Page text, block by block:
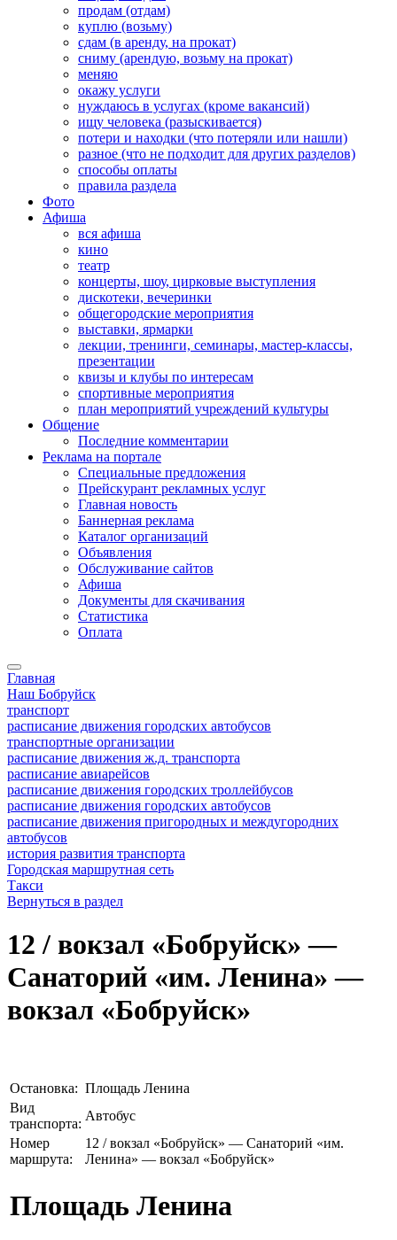
продам (отдам)
куплю (возьму)
сдам (в аренду, на прокат)
сниму (арендую, возьму на прокат)
меняю
окажу услуги
нуждаюсь в услугах (кроме вакансий)
ищу человека (разыскивается)
потери и находки (что потеряли или нашли)
разное (что не подходит для других разделов)
способы оплаты
правила раздела
Фото
Афиша
вся афиша
кино
театр
концерты, шоу, цирковые выступления
дискотеки, вечеринки
общегородские мероприятия
выставки, ярмарки
лекции, тренинги, семинары, мастер-классы,
презентации
квизы и клубы по интересам
спортивные мероприятия
план мероприятий учреждений культуры
Общение
Последние комментарии
Реклама на портале
Специальные предложения
Прейскурант рекламных услуг
Главная новость
Баннерная реклама
Каталог организаций
Объявления
Обслуживание сайтов
Афиша
Документы для скачивания
Статистика
Оплата
Главная
Наш Бобруйск
транспорт
расписание движения городских автобусов
транспортные организации
расписание движения ж.д. транспорта
расписание авиарейсов
расписание движения городских троллейбусов
расписание движения городских автобусов
расписание движения пригородных и междугородних
автобусов
история развития транспорта
Городская маршрутная сеть
Такси
Вернуться в раздел
12 / вокзал «Бобруйск» —
Санаторий «им. Ленина» —
вокзал «Бобруйск»
Остановка: Площадь Ленина
Вид
транспорта:
Автобус
Номер
маршрута:
12 / вокзал «Бобруйск» — Санаторий «им.
Ленина» — вокзал «Бобруйск»
Площадь Ленина